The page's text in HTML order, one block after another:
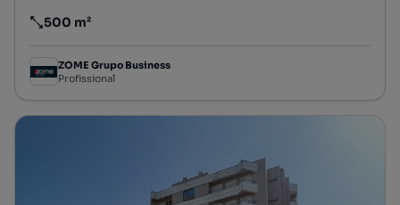
Preço por metro quadrado
500 m²
ZOME Grupo Business
Profissional